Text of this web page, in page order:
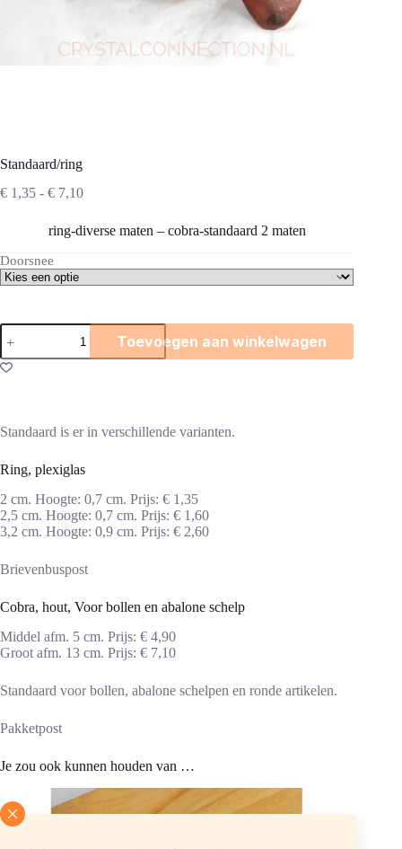
Standaard/ring
€ 1,35 - € 7,10Prijsklasse:
tot
€ 7,10
ring-diverse maten – cobra-standaard 2 maten
Doorsnee
Standaard/ring
aantal
Toevoegen aan winkelwagen
Standaard is er in verschillende varianten.
Ring, plexiglas
2 cm. Hoogte: 0,7 cm. Prijs: € 1,35
2,5 cm. Hoogte: 0,7 cm. Prijs: € 1,60
3,2 cm. Hoogte: 0,9 cm. Prijs: € 2,60
Brievenbuspost
Cobra, hout, Voor bollen en abalone schelp
Middel afm. 5 cm. Prijs: € 4,90
Groot afm. 13 cm. Prijs: € 7,10
Standaard voor bollen, abalone schelpen en ronde artikelen.
Pakketpost
Je zou ook kunnen houden van …